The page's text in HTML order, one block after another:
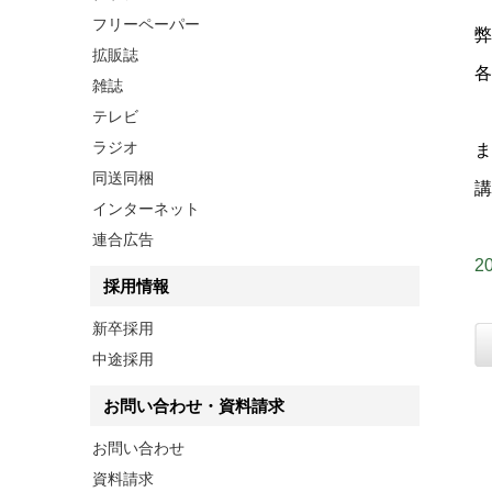
フリーペーパー
拡販誌
雑誌
テレビ
ラジオ
同送同梱
インターネット
連合広告
採用情報
新卒採用
中途採用
お問い合わせ・資料請求
お問い合わせ
資料請求